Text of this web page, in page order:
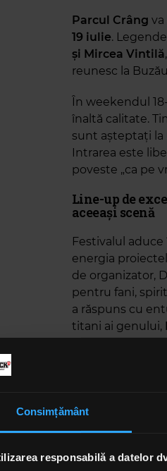
Consimțământ
responsabilă a datelor
Parcul Crâng
19 iulie.
și Mircea Vintilă
reunesc la
În weekendul
înaltă calitate.
sunt așteptați la
Intrarea este
poveste „ca pe
Line-up de
aceeași scenă
Festivalul
energia
de organizator,
pentru fani,
a răspuns cu
titani ai genului,
Întregul
Tradiția „Folk